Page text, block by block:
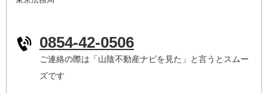
0854-42-0506
ご連絡の際は「山陰不動産ナビを見た」と言うとスムー
ズです